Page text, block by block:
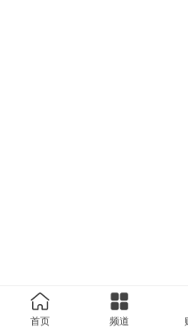
首页 频道